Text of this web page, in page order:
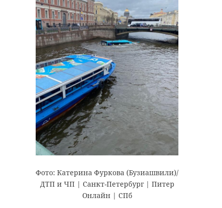
Фото: Катерина Фуркова (Бузиашвили)/
ДТП и ЧП | Санкт-Петербург | Питер
Онлайн | СПб